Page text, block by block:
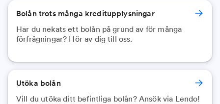
Bolån trots många kreditupplysningar
Har du nekats ett bolån på grund av för många
förfrågningar? Hör av dig till oss.
Utöka bolån
Vill du utöka ditt befintliga bolån? Ansök via Lendo!